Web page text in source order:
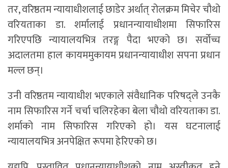
तर, वरिष्ठतम न्यायाधीशलाई छाडेर अर्थात् रोलक्रम मिचेर चौथो
वरियताका डा. शर्मालाई प्रधानन्यायाधीशमा सिफारिस
गरिएपछि न्यायालयभित्र तरङ्ग पैदा भएको छ। सर्वोच्च
अदालतमा हाल कायममुकायम प्रधानन्यायाधीश सपना प्रधान
मल्ल छन्।
उनी वरिष्ठतम न्यायाधीश भएकाले संवैधानिक परिषद्ले उनकै
नाम सिफारिस गर्ने चर्चा चलिरहेका बेला चौथो वरियताका डा.
शर्माको नाम सिफारिस गरिएको हो। यस घटनालाई
न्यायालयभित्र अनपेक्षित रूपमा हेरिएको छ।